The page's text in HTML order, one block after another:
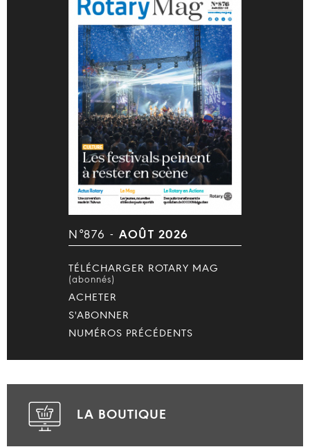
N°876 - AOÛT 2026
TÉLÉCHARGER ROTARY MAG
(abonnés)
ACHETER
S'ABONNER
NUMÉROS PRÉCÉDENTS
LA BOUTIQUE